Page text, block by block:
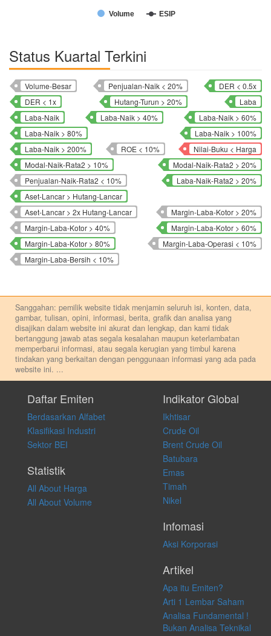
Volume ESIP
Status Kuartal Terkini
Volume-Besar Penjualan-Naik < 20%
DER < 0.5x
DER < 1x
Hutang-Turun > 20%
Laba
Laba-Naik
Laba-Naik > 40%
Laba-Naik > 60%
Laba-Naik > 80%
Laba-Naik > 100%
Laba-Naik > 200%
ROE < 10%
Nilai-Buku < Harga
Modal-Naik-Rata2 > 10%
Modal-Naik-Rata2 > 20%
Penjualan-Naik-Rata2 < 10%
Laba-Naik-Rata2 > 20%
Aset-Lancar > Hutang-Lancar
Aset-Lancar > 2x Hutang-Lancar
Margin-Laba-Kotor > 20%
Margin-Laba-Kotor > 40%
Margin-Laba-Kotor > 60%
Margin-Laba-Kotor > 80%
Margin-Laba-Operasi < 10%
Margin-Laba-Bersih < 10%
Sanggahan: pemilik website tidak menjamin seluruh isi, konten, data,
gambar, tulisan, opini, informasi, berita, grafik dan analisa yang
disajikan dalam website ini akurat dan lengkap, dan kami tidak
bertanggung jawab atas segala kesalahan maupun keterlambatan
memperbarui informasi, atau segala kerugian yang timbul karena
tindakan yang berkaitan dengan penggunaan informasi yang ada pada
website ini. ...
pribadi. Kami tidak memberi anjuran, saran, rekomendasi untuk
membeli, menjual atau melakukan aktivitas lain yang terkait dengan
transaksi perdagangan apapun, dan kami tidak bertanggung jawab
atas keputusan investasi yang dilakukan dalam kondisi dan situasi
apapun juga, yang diakibatkan secara langsung maupun tidak
langsung atas konten pada website ini.
Daftar Emiten
Berdasarkan Alfabet
Klasifikasi Industri
Sektor BEI
Statistik
All About Harga
All About Volume
Indikator Global
Ikhtisar
Crude Oil
Brent Crude Oil
Batubara
Emas
Timah
Nikel
Infomasi
Aksi Korporasi
Artikel
Apa itu Emiten?
Arti 1 Lembar Saham
Analisa Fundamental !
Bukan Analisa Teknikal